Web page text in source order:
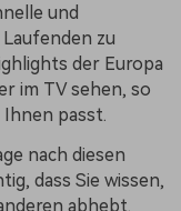
und
zu
der Europa
im TV sehen, so
Ihnen passt.
nach diesen
dass Sie wissen,
abhebt.